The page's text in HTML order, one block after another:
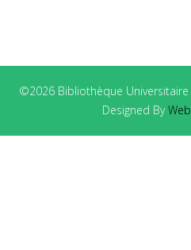
©2026 Bibliothèque Universitaire
Designed By